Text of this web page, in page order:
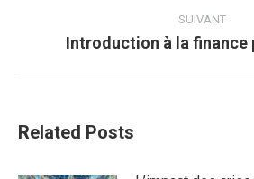
:
SUIVANT
Article
Introduction à la finance
Related Posts